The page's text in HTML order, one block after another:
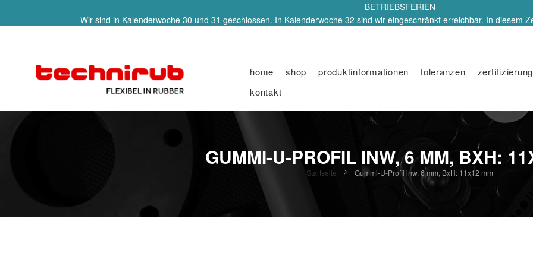
BETRIEBSFERIEN
Wir sind in Kalenderwoche 30 und 31 geschlossen. In Kalenderwoche 32 sind wir eingeschränkt erreichbar. In diesem
home shop produktinformationen toleranzen zertifizierung
kontakt
GUMMI-U-PROFIL INW, 6 MM, BXH:
Startseite Gummi-U-Profil inw, 6 mm, BxH: 11x12 mm